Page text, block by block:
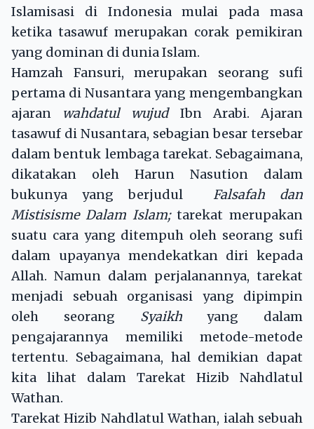
Islamisasi di Indonesia mulai pada masa
ketika tasawuf merupakan corak pemikiran
yang dominan di dunia Islam.
Hamzah Fansuri, merupakan seorang sufi
pertama di Nusantara yang mengembangkan
ajaran wahdatul wujud Ibn Arabi. Ajaran
tasawuf di Nusantara, sebagian besar tersebar
dalam bentuk lembaga tarekat. Sebagaimana,
dikatakan oleh Harun Nasution dalam
bukunya yang berjudul Falsafah dan
Mistisisme Dalam Islam;tarekat merupakan
suatu cara yang ditempuh oleh seorang sufi
dalam upayanya mendekatkan diri kepada
Allah. Namun dalam perjalanannya, tarekat
menjadi sebuah organisasi yang dipimpin
oleh seorang Syaikhyang dalam
pengajarannya memiliki metode-metode
tertentu. Sebagaimana, hal demikian dapat
kita lihat dalam Tarekat Hizib Nahdlatul
Wathan.
Tarekat Hizib Nahdlatul Wathan, ialah sebuah